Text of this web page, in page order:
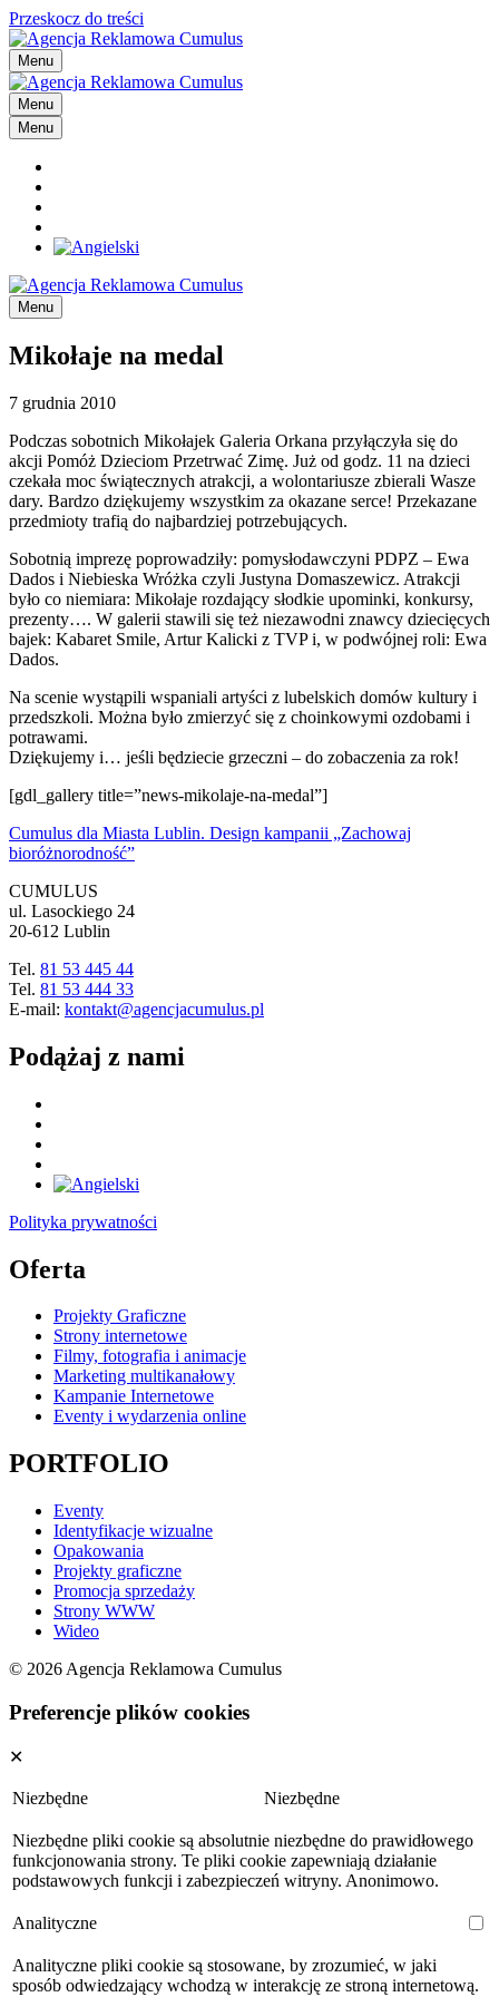
Przeskocz do treści
Menu
Menu
Menu
Menu
Mikołaje na medal
7 grudnia 2010
Podczas sobotnich Mikołajek Galeria Orkana przyłączyła się do
akcji Pomóż Dzieciom Przetrwać Zimę. Już od godz. 11 na dzieci
czekała moc świątecznych atrakcji, a wolontariusze zbierali Wasze
dary. Bardzo dziękujemy wszystkim za okazane serce! Przekazane
przedmioty trafią do najbardziej potrzebujących.
Sobotnią imprezę poprowadziły: pomysłodawczyni PDPZ – Ewa
Dados i Niebieska Wróżka czyli Justyna Domaszewicz. Atrakcji
było co niemiara: Mikołaje rozdający słodkie upominki, konkursy,
prezenty…. W galerii stawili się też niezawodni znawcy dziecięcych
bajek: Kabaret Smile, Artur Kalicki z TVP i, w podwójnej roli: Ewa
Dados.
Na scenie wystąpili wspaniali artyści z lubelskich domów kultury i
przedszkoli. Można było zmierzyć się z choinkowymi ozdobami i
potrawami.
Dziękujemy i… jeśli będziecie grzeczni – do zobaczenia za rok!
[gdl_gallery title=”news-mikolaje-na-medal”]
Cumulus dla Miasta Lublin. Design kampanii „Zachowaj
bioróżnorodność”
CUMULUS
ul. Lasockiego 24
20-612 Lublin
Tel. 81 53 445 44
Tel. 81 53 444 33
E-mail: kontakt@agencjacumulus.pl
Podążaj z nami
Polityka prywatności
Oferta
Projekty Graficzne
Strony internetowe
Filmy, fotografia i animacje
Marketing multikanałowy
Kampanie Internetowe
Eventy i wydarzenia online
PORTFOLIO
Eventy
Identyfikacje wizualne
Opakowania
Projekty graficzne
Promocja sprzedaży
Strony WWW
Wideo
© 2026 Agencja Reklamowa Cumulus
Preferencje plików cookies
✕
Niezbędne Niezbędne
Niezbędne pliki cookie są absolutnie niezbędne do prawidłowego
funkcjonowania strony. Te pliki cookie zapewniają działanie
podstawowych funkcji i zabezpieczeń witryny. Anonimowo.
Analityczne
Analityczne pliki cookie są stosowane, by zrozumieć, w jaki
sposób odwiedzający wchodzą w interakcję ze stroną internetową.